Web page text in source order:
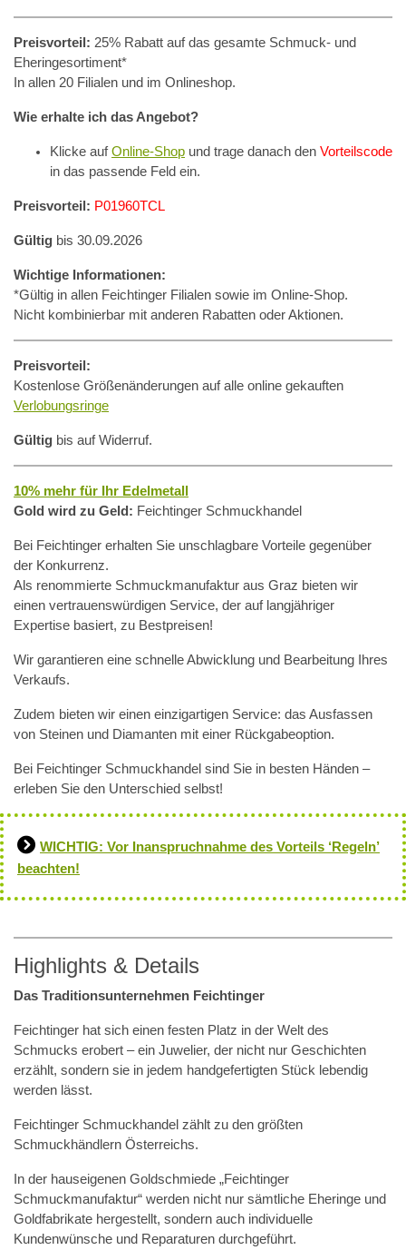
Preisvorteil: 25% Rabatt auf das gesamte Schmuck- und
Eheringesortiment*
In allen 20 Filialen und im Onlineshop.
Wie erhalte ich das Angebot?
Klicke aufOnline-Shop und trage danach den Vorteilscode
in das passende Feld ein.
Preisvorteil: P01960TCL
Gültig bis 30.09.2026
Wichtige Informationen:
*Gültig in allen Feichtinger Filialen sowie im Online-Shop.
Nicht kombinierbar mit anderen Rabatten oder Aktionen.
Preisvorteil:
Kostenlose Größenänderungen auf alle online gekauften
Verlobungsringe
Gültig bis auf Widerruf.
10% mehr für Ihr Edelmetall
Gold wird zu Geld: Feichtinger Schmuckhandel
Bei Feichtinger erhalten Sie unschlagbare Vorteile gegenüber
der Konkurrenz.
Als renommierte Schmuckmanufaktur aus Graz bieten wir
einen vertrauenswürdigen Service, der auf langjähriger
Expertise basiert, zu Bestpreisen!
Wir garantieren eine schnelle Abwicklung und Bearbeitung Ihres
Verkaufs.
Zudem bieten wir einen einzigartigen Service: das Ausfassen
von Steinen und Diamanten mit einer Rückgabeoption.
Bei Feichtinger Schmuckhandel sind Sie in besten Händen –
erleben Sie den Unterschied selbst!
WICHTIG: Vor Inanspruchnahme des Vorteils ‘Regeln’
beachten!
Highlights & Details
Das Traditionsunternehmen Feichtinger
Feichtinger hat sich einen festen Platz in der Welt des
Schmucks erobert – ein Juwelier, der nicht nur Geschichten
erzählt, sondern sie in jedem handgefertigten Stück lebendig
werden lässt.
Feichtinger Schmuckhandel zählt zu den größten
Schmuckhändlern Österreichs.
In der hauseigenen Goldschmiede „Feichtinger
Schmuckmanufaktur“ werden nicht nur sämtliche Eheringe und
Goldfabrikate hergestellt, sondern auch individuelle
Kundenwünsche und Reparaturen durchgeführt.